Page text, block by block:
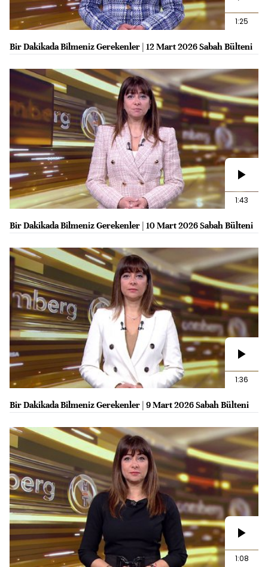
1:25
Bir Dakikada Bilmeniz Gerekenler | 12 Mart 2026 Sabah Bülteni
1:43
Bir Dakikada Bilmeniz Gerekenler | 10 Mart 2026 Sabah Bülteni
1:36
Bir Dakikada Bilmeniz Gerekenler | 9 Mart 2026 Sabah Bülteni
1:08